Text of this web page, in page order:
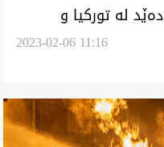
زەویلەرزی نوویگ وە هاز 7.5 دەێد لە تورکیا و
2023-02-06 11:16